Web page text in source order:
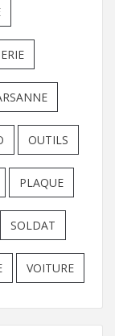
OUTILS
PLAQUE
SOLDAT
VOITURE